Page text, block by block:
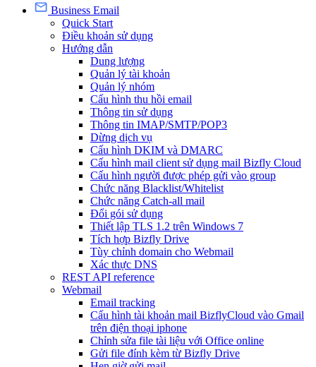
Business Email
Quick Start
Điều khoản sử dụng
Hướng dẫn
Dung lượng
Quản lý tài khoản
Quản lý nhóm
Cấu hình thu hồi email
Thông tin sử dụng
Thông tin IMAP/SMTP/POP3
Dừng dịch vụ
Cấu hình DKIM và DMARC
Cấu hình mail client sử dụng mail Bizfly Cloud
Cấu hình người được phép gửi vào group
Chức năng Blacklist/Whitelist
Chức năng Catch-all mail
Đổi gói sử dụng
Thiết lập TLS 1.2 trên Windows 7
Tích hợp Bizfly Drive
Tùy chỉnh domain cho Webmail
Xác thực DNS
REST API reference
Webmail
Email tracking
Cấu hình tài khoản mail BizflyCloud vào Gmail
trên điện thoại iphone
Chỉnh sửa file tài liệu với Office online
Gửi file đính kèm từ Bizfly Drive